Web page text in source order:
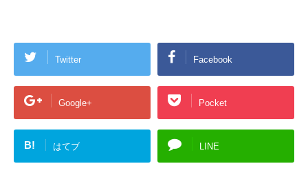
Twitter Facebook
Google+ Pocket
B! はてブ LINE